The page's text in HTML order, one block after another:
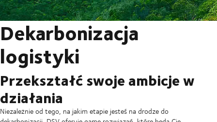
Dekarbonizacja
logistyki
Przekształć swoje ambicje w
działania
Niezależnie od tego, na jakim etapie jesteś na drodze do